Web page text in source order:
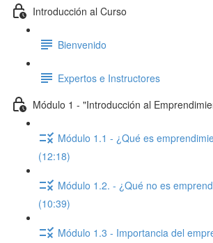
Introducción al Curso
Bienvenido
Expertos e Instructores
Módulo 1 - "Introducción al
Módulo 1.1 - ¿Qué es
(12:18)
Módulo 1.2. - ¿Qué no es
(10:39)
Módulo 1.3 - Importancia del